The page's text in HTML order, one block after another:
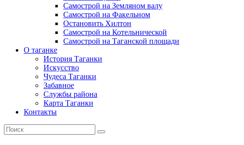
Самострой на Земляном валу
Самострой на Факельном
Остановить Хилтон
Самострой на Котельнической
Самострой на Таганской площади
О таганке
История Таганки
Искусство
Чудеса Таганки
Забавное
Службы района
Карта Таганки
Контакты